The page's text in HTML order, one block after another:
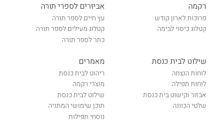
רקמה
פרוכות לארון קודש
קטלוג כיסוי לבימה
אביזרים לספרי תורה
עץ חיים לספר תורה
קטלוג מעילים לספר תורה
כתר לספר תורה
שילוט לבית כנסת
לוחות הנצחה
לוחות תפילה
אבזור וקישוט בית כנסת
שלטי הכוונה
מאמרים
ריהוט לבית כנסת
מוצרי רקמה
שילוט לבית כנסת
תוכן שימושי המתניה
נוסחי תפילות